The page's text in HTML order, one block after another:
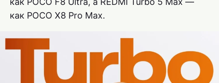
как POCO X8 Pro Max.